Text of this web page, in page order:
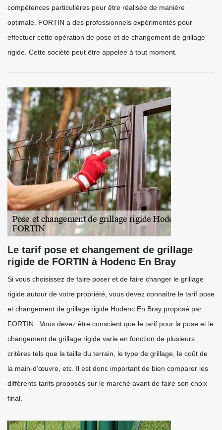
compétences particulières pour être réalisée de manière
optimale. FORTIN a des professionnels expérimentés pour
effectuer cette opération de pose et de changement de grillage
rigide. Cette société peut être appelée à tout moment.
Le tarif pose et changement de grillage
rigide de FORTIN à Hodenc En Bray
Si vous choisissez de faire poser et de faire changer le grillage
rigide autour de votre propriété, vous devez connaitre le tarif pose
et changement de grillage rigide Hodenc En Bray proposé par
FORTIN . Vous devez être conscient que le tarif pour la pose et le
changement de grillage rigide varie en fonction de plusieurs
critères tels que la taille du terrain, le type de grillage, le coût de
la main-d'œuvre, etc. Il est donc important de bien comparer les
différents tarifs proposés sur le marché avant de faire son choix
final.